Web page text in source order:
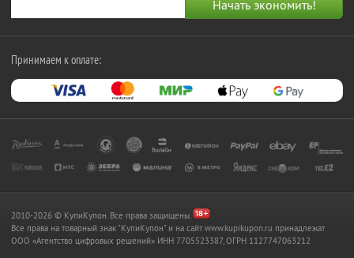
Принимаем к оплате:
2010-2026 © КупиКупон. Все права защищены.
Все права на товарный знак "КупиКупон" и на сайт www.kupikupon.ru принадлежат
OOO «Агентство цифровых решений» ИНН 7705523387, ОГРН 1127747063212